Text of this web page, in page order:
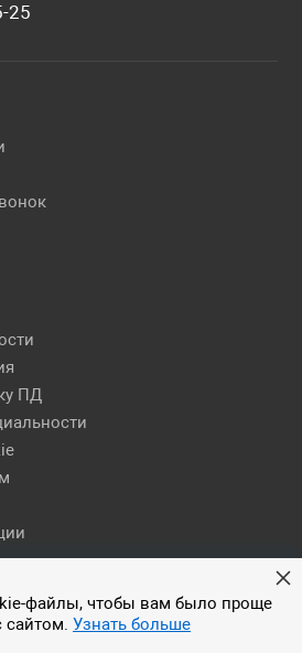
25
ПД
файлы, чтобы вам было проще
сайтом. Узнать больше